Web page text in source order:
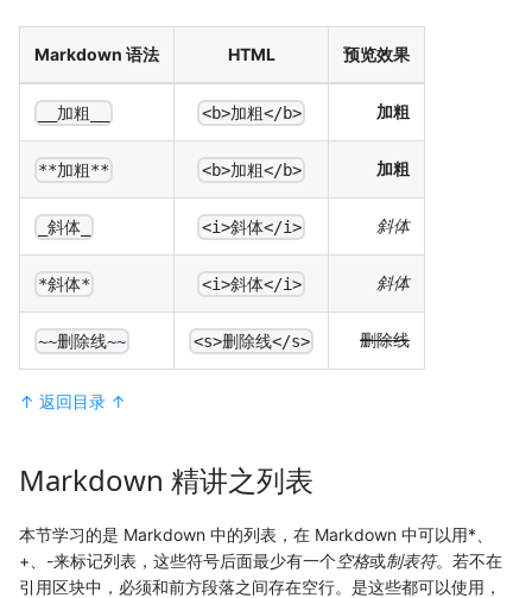
Markdown 语法 HTML 预览效果
__加粗__ <b>加粗</b> 加粗
**加粗** <b>加粗</b> 加粗
_斜体_ <i>斜体</i> 斜体
*斜体* <i>斜体</i> 斜体
~~删除线~~ <s>删除线</s> 删除线
↑ 返回目录 ↑
Markdown 精讲之列表
本节学习的是 Markdown 中的列表，在 Markdown 中可以用*、
+、-来标记列表，这些符号后面最少有一个空格或制表符。若不在
引用区块中，必须和前方段落之间存在空行。是这些都可以使用，